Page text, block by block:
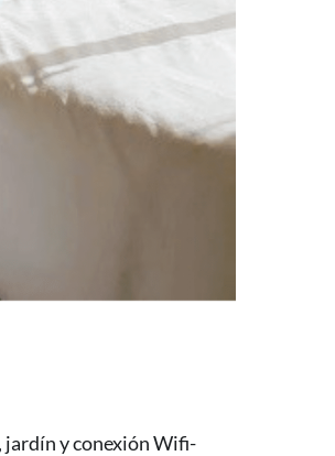
jardín y conexión Wifi-